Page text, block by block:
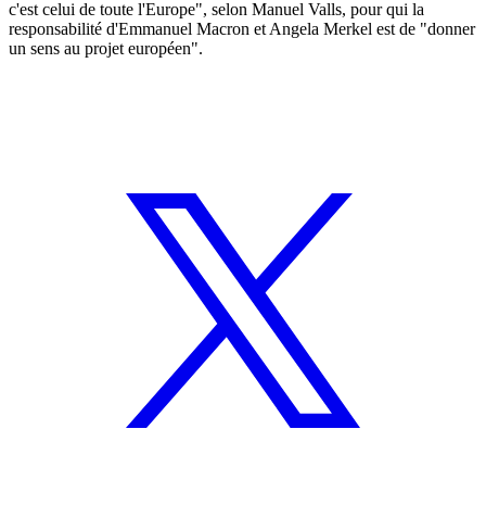
c'est celui de toute l'Europe", selon Manuel Valls, pour qui la
responsabilité d'Emmanuel Macron et Angela Merkel est de "donner
un sens au projet européen".